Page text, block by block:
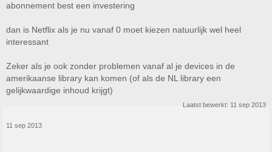
abonnement best een investering
dan is Netflix als je nu vanaf 0 moet kiezen natuurlijk wel heel
interessant
Zeker als je ook zonder problemen vanaf al je devices in de
amerikaanse library kan komen (of als de NL library een
gelijkwaardige inhoud krijgt)
Laatst bewerkt: 11 sep 2013
11 sep 2013